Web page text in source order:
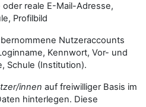
reale E-Mail-Adresse,
Profilbild
Nutzeraccounts
Kennwort, Vor- und
Schule (Institution).
innen auf freiwilliger Basis im
hinterlegen. Diese